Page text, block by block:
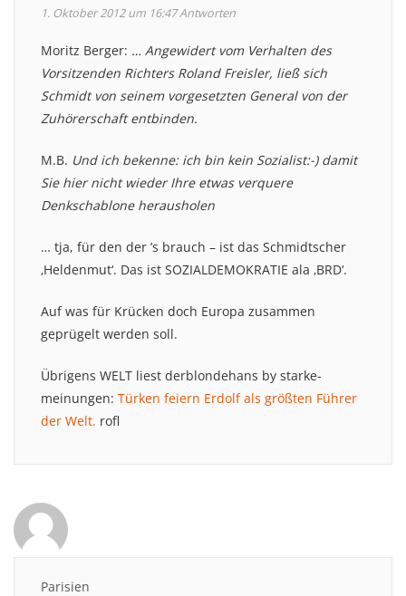
1. Oktober 2012 um 16:47Antworten
Moritz Berger: … Angewidert vom Verhalten des
Vorsitzenden Richters Roland Freisler, ließ sich
Schmidt von seinem vorgesetzten General von der
Zuhörerschaft entbinden.
M.B. Und ich bekenne: ich bin kein Sozialist:-) damit
Sie hier nicht wieder Ihre etwas verquere
Denkschablone herausholen
… tja, für den der ’s brauch – ist das Schmidtscher
‚Heldenmut‘. Das ist SOZIALDEMOKRATIE ala ‚BRD‘.
Auf was für Krücken doch Europa zusammen
geprügelt werden soll.
Übrigens WELT liest derblondehans by starke-
meinungen: Türken feiern Erdolf als größten Führer
der Welt. rofl
Parisien